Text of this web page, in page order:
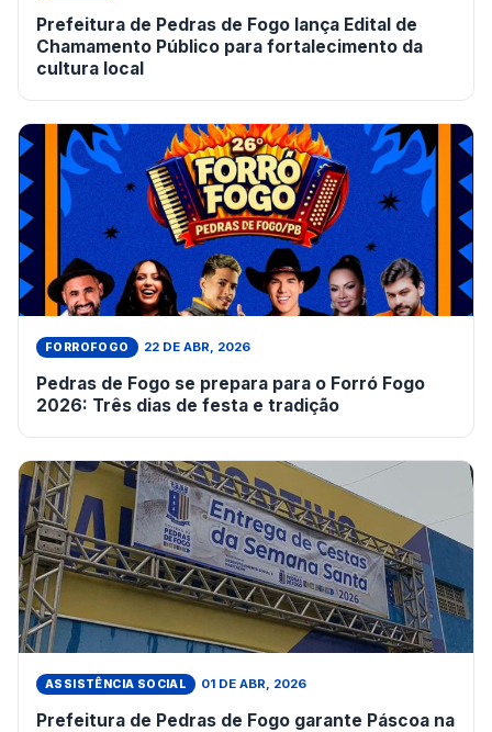
Prefeitura de Pedras de Fogo lança Edital de
Chamamento Público para fortalecimento da
cultura local
FORROFOGO 22 DE ABR, 2026
Pedras de Fogo se prepara para o Forró Fogo
2026: Três dias de festa e tradição
ASSISTÊNCIA SOCIAL 01 DE ABR, 2026
Prefeitura de Pedras de Fogo garante Páscoa na